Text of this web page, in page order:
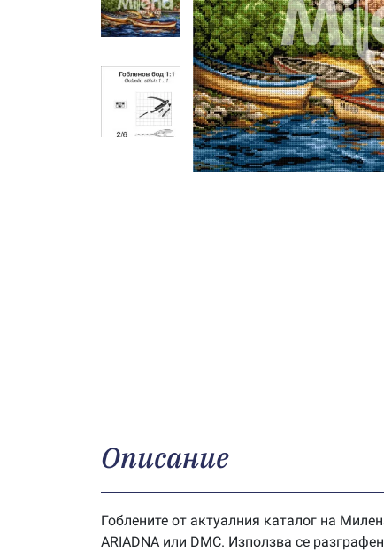
Описание
Гоблените от актуалния каталог на
ARIADNA или DMC. Използва се